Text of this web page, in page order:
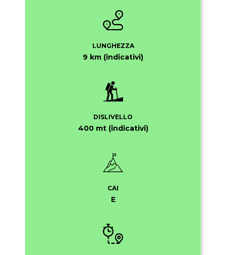
LUNGHEZZA
9 km (indicativi)
DISLIVELLO
400 mt (indicativi)
CAI
E